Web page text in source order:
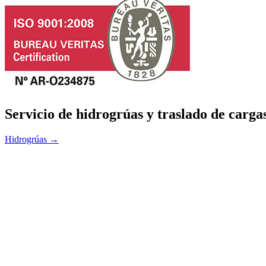
Servicio de hidrogrúas y traslado de
Hidrogrúas →